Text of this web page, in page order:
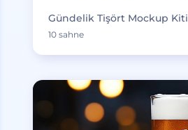
Gündelik Tişört Mockup Kiti
10 sahne